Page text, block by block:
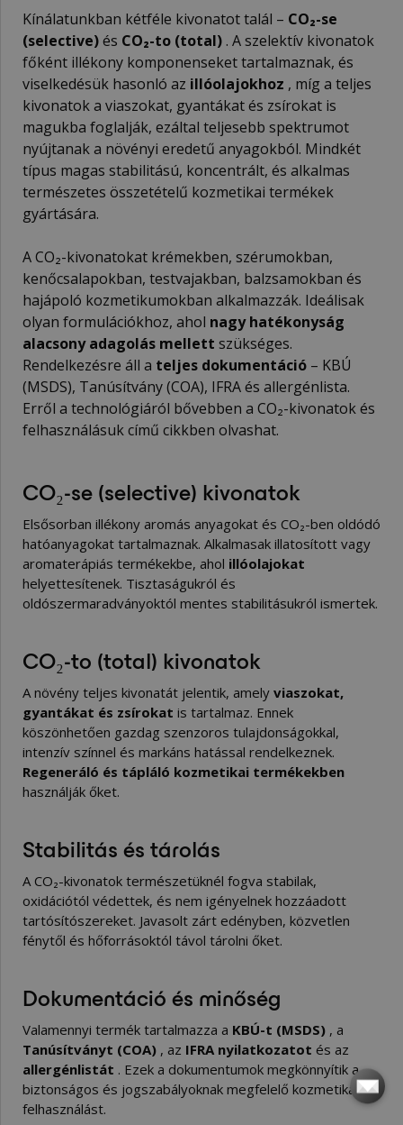
Kínálatunkban kétféle kivonatot talál – CO₂-se
(selective)és CO₂-to (total) . A szelektív kivonatok
főként illékony komponenseket tartalmaznak, és
viselkedésük hasonló az illóolajokhoz , míg a teljes
kivonatok a viaszokat, gyantákat és zsírokat is
magukba foglalják, ezáltal teljesebb spektrumot
nyújtanak a növényi eredetű anyagokból. Mindkét
típus magas stabilitású, koncentrált, és alkalmas
természetes összetételű kozmetikai termékek
gyártására.
A CO₂-kivonatokat krémekben, szérumokban,
kenőcsalapokban, testvajakban, balzsamokban és
hajápoló kozmetikumokban alkalmazzák. Ideálisak
olyan formulációkhoz, ahol nagy hatékonyság
alacsony adagolás mellett szükséges.
Rendelkezésre áll a teljes dokumentáció – KBÚ
(MSDS), Tanúsítvány (COA), IFRA és allergénlista.
Erről a technológiáról bővebben a CO₂-kivonatok és
felhasználásukcímű cikkben olvashat.
CO₂-se (selective) kivonatok
Elsősorban illékony aromás anyagokat és CO₂-ben oldódó
hatóanyagokat tartalmaznak. Alkalmasak illatosított vagy
aromaterápiás termékekbe, ahol illóolajokat
helyettesítenek. Tisztaságukról és
oldószermaradványoktól mentes stabilitásukról ismertek.
CO₂-to (total) kivonatok
A növény teljes kivonatát jelentik, amely viaszokat,
gyantákat és zsírokat is tartalmaz. Ennek
köszönhetően gazdag szenzoros tulajdonságokkal,
intenzív színnel és markáns hatással rendelkeznek.
Regeneráló és tápláló kozmetikai termékekben
használják őket.
Stabilitás és tárolás
A CO₂-kivonatok természetüknél fogva stabilak,
oxidációtól védettek, és nem igényelnek hozzáadott
tartósítószereket. Javasolt zárt edényben, közvetlen
fénytől és hőforrásoktól távol tárolni őket.
Dokumentáció és minőség
Valamennyi termék tartalmazza a KBÚ-t (MSDS) , a
Tanúsítványt (COA) , az IFRA nyilatkozatot és az
allergénlistát . Ezek a dokumentumok megkönnyítik a
biztonságos és jogszabályoknak megfelelő kozmetikai
felhasználást.